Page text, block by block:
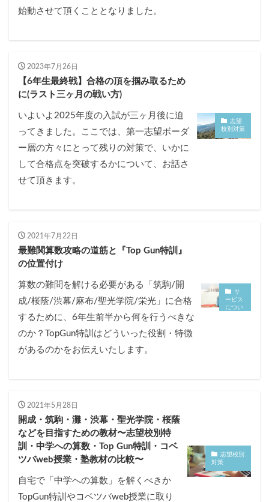
始動させて頂くこととなりました。
志望
校別対策
2023年7月26日
【6年生最終戦】合格の頂を掴み取るため
に(ラスト三ヶ月の戦い方)
いよいよ2025年度の入試が三ヶ月後に迫
ってきました。ここでは、第一志望ボーダ
ー層の方々にとって残りの対策で、いかに
して合格点を突破するかについて、お話さ
せて頂きます。
サ
ービス
につい
2021年7月22日
最難関算数攻略の道筋と『Top Gun特訓』
の位置付け
算数の難問を解ける必要がある「筑駒/開
成/桜蔭/渋幕/麻布/聖光学院/栄光」に合格
するために、6年生前半から何を行うべきな
のか？TopGun特訓はどういった役割・特徴
があるのかをお伝えいたします。
志望校別
対策
2021年5月28日
開成・筑駒・灘・渋幕・聖光学院・桜蔭
などを目指すための教材〜志望校別特
訓・中学への算数・Top Gun特訓・コベ
ツバweb授業・塾教材の比較〜
自宅で「中学への算数」を解くべきか
TopGun特訓やコベツバweb授業に取り